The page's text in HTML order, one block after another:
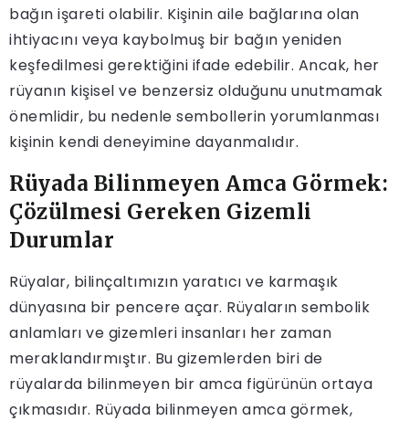
bağın işareti olabilir. Kişinin aile bağlarına olan
ihtiyacını veya kaybolmuş bir bağın yeniden
keşfedilmesi gerektiğini ifade edebilir. Ancak, her
rüyanın kişisel ve benzersiz olduğunu unutmamak
önemlidir, bu nedenle sembollerin yorumlanması
kişinin kendi deneyimine dayanmalıdır.
Rüyada Bilinmeyen Amca Görmek:
Çözülmesi Gereken Gizemli
Durumlar
Rüyalar, bilinçaltımızın yaratıcı ve karmaşık
dünyasına bir pencere açar. Rüyaların sembolik
anlamları ve gizemleri insanları her zaman
meraklandırmıştır. Bu gizemlerden biri de
rüyalarda bilinmeyen bir amca figürünün ortaya
çıkmasıdır. Rüyada bilinmeyen amca görmek,